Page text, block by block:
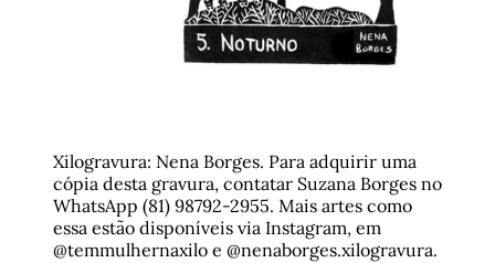
Xilogravura: Nena Borges. Para adquirir uma
cópia desta gravura, contatar Suzana Borges no
WhatsApp (81) 98792-2955. Mais artes como
essa estão disponíveis via Instagram, em
@temmulhernaxilo e @nenaborges.xilogravura.